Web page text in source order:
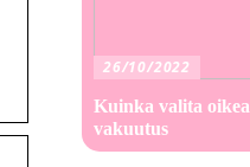
26/10/2022
Kuinka valita oikea
vakuutus